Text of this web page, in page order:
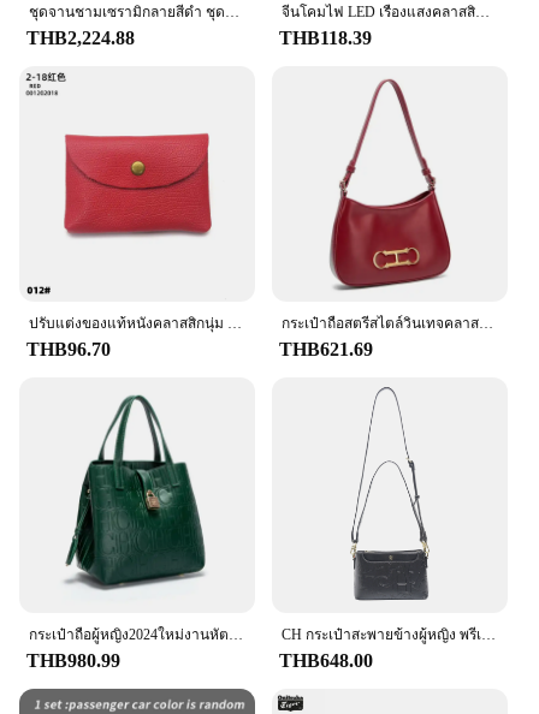
ชุดจานชามเซรามิกลายสีดํา ชุดอาหารเย็นพอร์ซเลนคลาสสิก ชุดจานและชามเซรามิกหรูหราสําหรับ 4-8 คน
THB2,224.88
จีนโคมไฟ LED เรืองแสงคลาสสิกสีแดงโคมไฟกระดาษ DIY ประกอบโคมไฟกระดาษเทศกาลฤดูใบไม้ผลิเด็กของขวัญตกแต่งปีใหม่
THB118.39
ปรับแต่งของแท้หนังคลาสสิกนุ่ม Cowhide เหรียญแกะสลักตัวอักษรขนาดเล็กธุรกิจการ์ด
THB96.70
กระเป๋าถือสตรีสไตล์วินเทจคลาสสิกดีไซน์สีล้วนกระเป๋าสะพายไหล่ลำลองเรียบง่ายเข้ากับเสื้อผ้าของผู้หญิง
THB621.69
กระเป๋าถือผู้หญิง2024ใหม่งานหัตถกรรมย้อนยุคแนวแฟชั่นสไตล์คลาสสิกอุปกรณ์เสริมโลหะความจุมากสีทึบ
THB980.99
CH กระเป๋าสะพายข้างผู้หญิง พรีเมี่ยมดีไซน์เรียบง่าย กระเป๋าสะพายสตรี อารมณ์ สไตล์คลาสสิก สีบริสุทธิ์ สไตล์พิมพ์ลายโมโนแกรม
THB648.00